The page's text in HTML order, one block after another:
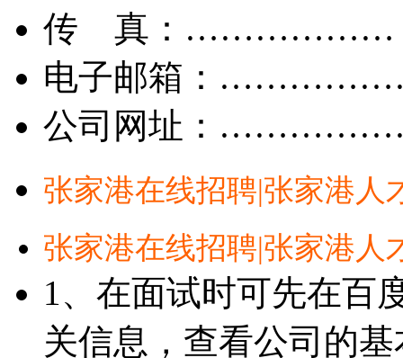
传 真：………………
电子邮箱：
公司网址：
张家港在线招聘|张家港人
张家港在线招聘|张家港人
1、在面试时可先在百
关信息，查看公司的